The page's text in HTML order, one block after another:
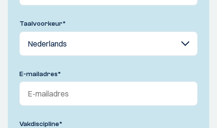
Taalvoorkeur*
E-mailadres*
Vakdiscipline*